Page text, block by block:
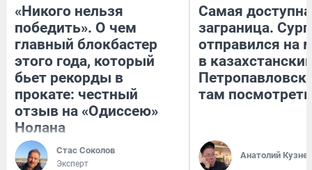
«Никого нельзя
победить». О чем
главный блокбастер
этого года, который
бьет рекорды в
прокате: честный
отзыв на «Одиссею»
Нолана
Стас Соколов
Эксперт
Самая
заграница.
отправился на
в
там посмотреть
Анатолий